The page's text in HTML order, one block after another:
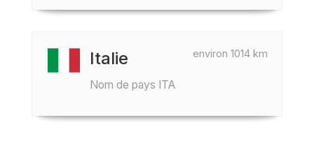
environ 1014 km
Italie
Nom de pays ITA